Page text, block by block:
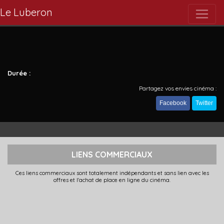
Le Luberon
Durée :
Partagez vos envies cinéma :
Facebook Twitter
LIENS COMMERCIAUX
Ces liens commerciaux sont totalement indépendants et sans lien avec les
offres et l'achat de place en ligne du cinéma.